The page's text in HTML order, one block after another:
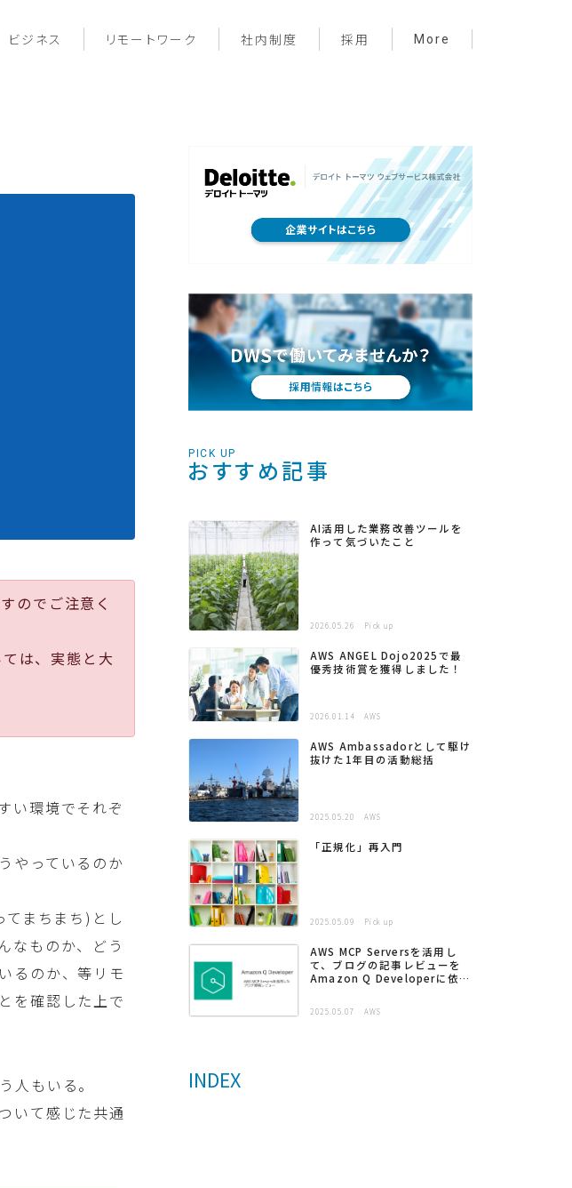
ビジネス リモートワーク 社内制度 採用 More
サーバーレス
プライベート
メンバー紹介
のでご注意く
は、実態と大
い環境でそれぞ
やっているのか
まちまち)とし
なものか、どう
るのか、等リモ
を確認した上で
人もいる。
いて感じた共通
PICK UP
おすすめ記事
AI活用した業務改善ツールを
作って気づいたこと
2026.05.26 Pick up
AWS ANGEL Dojo2025で最
優秀技術賞を獲得しました！
2026.01.14 AWS
AWS Ambassadorとして駆け
抜けた1年目の活動総括
2025.05.20 AWS
「正規化」再入門
2025.05.09 Pick up
AWS MCP Serversを活用し
て、ブログの記事レビューを
Amazon Q Developerに依頼
2025.05.07 AWS
INDEX